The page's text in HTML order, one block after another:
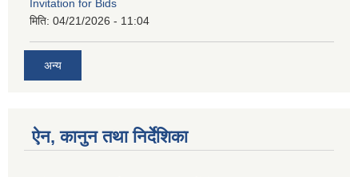
Invitation for Bids
मिति: 04/21/2026 - 11:04
अन्य
ऐन, कानुन तथा निर्देशिका